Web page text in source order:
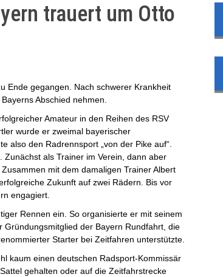
trauert um Otto
Ende gegangen. Nach schwerer Krankheit
Abschied nehmen.
Amateur in den Reihen des RSV
wurde er zweimal bayerischer
also den Radrennsport „von der Pike auf“.
als Trainer im Verein, dann aber
mit dem damaligen Trainer Albert
Zukunft auf zwei Rädern. Bis vor
engagiert.
Rennen ein. So organisierte er mit seinem
der Bayern Rundfahrt, die
Starter bei Zeitfahren unterstützte.
kaum einen deutschen Radsport-Kommissär
gehalten oder auf die Zeitfahrstrecke